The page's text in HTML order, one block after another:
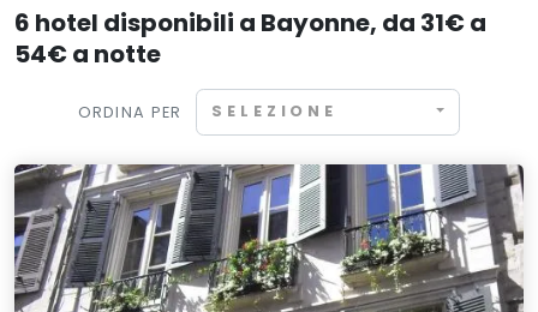
6 hotel disponibili a Bayonne, da 31€ a
54€ a notte
ORDINA PER SELEZIONE